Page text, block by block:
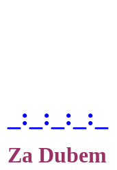
_:_:_:_:_
Za Dubem